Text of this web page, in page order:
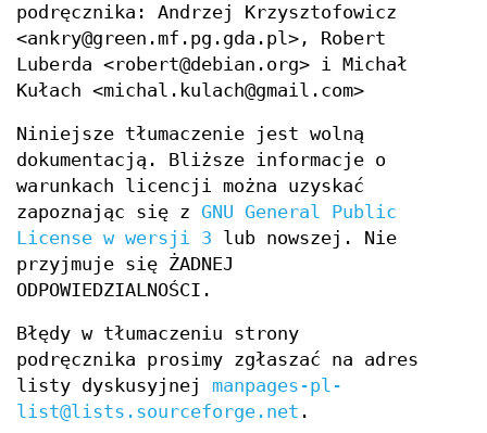
podręcznika: Andrzej Krzysztofowicz
<ankry@green.mf.pg.gda.pl>, Robert
Luberda <robert@debian.org> i Michał
Kułach <michal.kulach@gmail.com>
Niniejsze tłumaczenie jest wolną
dokumentacją. Bliższe informacje o
warunkach licencji można uzyskać
zapoznając się z GNU General Public
License w wersji 3 lub nowszej. Nie
przyjmuje się ŻADNEJ
ODPOWIEDZIALNOŚCI.
Błędy w tłumaczeniu strony
podręcznika prosimy zgłaszać na adres
listy dyskusyjnej manpages-pl-
list@lists.sourceforge.net .